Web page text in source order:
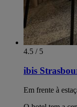
4.5 / 5
ibis
Em frente à